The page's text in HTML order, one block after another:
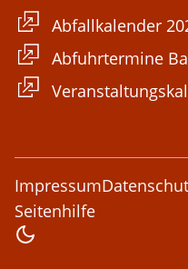
Abfallkalender
Abfuhrtermine
Impressum
Seitenhilfe
Farbschema ändern